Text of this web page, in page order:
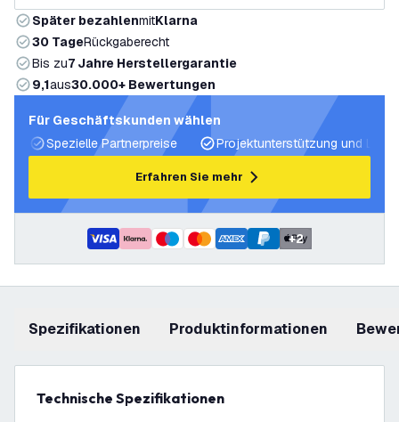
Später bezahlenmitKlarna
30 TageRückgaberecht
Bis zu7 Jahre Herstellergarantie
9,1aus30.000+ Bewertungen
Für Geschäftskunden wählen
Spezielle Partnerpreise
Projektunterstützung und
Erfahren Sie mehr
+2
Spezifikationen Produktinformationen
Technische Spezifikationen